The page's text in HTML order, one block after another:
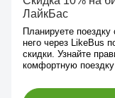
ЛайкБас
Планируете
него через LikeBus
скидки. Узнайте
комфортную